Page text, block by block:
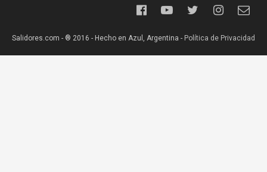
Salidores.com - ® 2016 - Hecho en Azul, Argentina - Política de Privacidad